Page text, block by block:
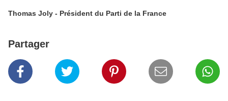
Thomas Joly - Président du Parti de la France
Partager